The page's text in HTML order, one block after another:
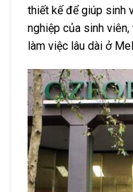
thiết kế để giúp sinh
nghiệp của sinh
làm việc lâu dài ở